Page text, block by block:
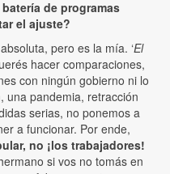
de programas
el ajuste?
pero es la mía. ‘El
hacer comparaciones,
con ningún gobierno ni lo
una pandemia, retracción
serias, no ponemos a
a funcionar. Por ende,
no ¡los trabajadores!
si vos no tomás en